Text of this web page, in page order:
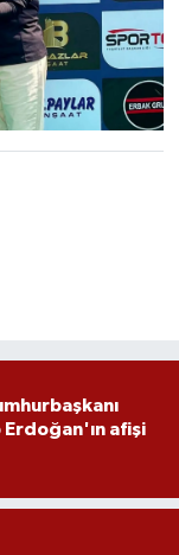
Erdoğan'ın afişi